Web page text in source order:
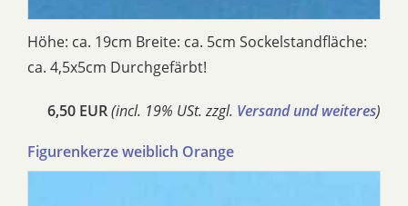
Höhe: ca. 19cm Breite: ca. 5cm Sockelstandfläche:
ca. 4,5x5cm Durchgefärbt!
6,50 EUR(incl. 19% USt. zzgl. Versand und weiteres)
Figurenkerze weiblich Orange